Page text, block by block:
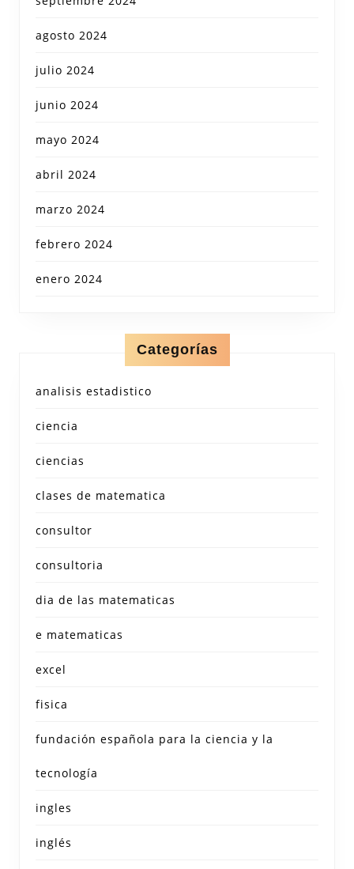
agosto 2024
julio 2024
junio 2024
mayo 2024
abril 2024
marzo 2024
febrero 2024
enero 2024
Categorías
analisis estadistico
ciencia
ciencias
clases de matematica
consultor
consultoria
dia de las matematicas
e matematicas
excel
fisica
fundación española para la ciencia y la
tecnología
ingles
inglés